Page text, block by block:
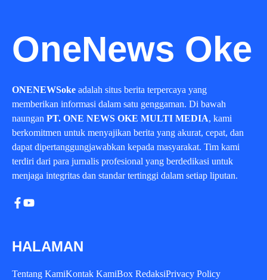
OneNews Oke
ONENEWSoke adalah situs berita terpercaya yang
memberikan informasi dalam satu genggaman. Di bawah
naungan PT. ONE NEWS OKE MULTI MEDIA, kami
berkomitmen untuk menyajikan berita yang akurat, cepat, dan
dapat dipertanggungjawabkan kepada masyarakat. Tim kami
terdiri dari para jurnalis profesional yang berdedikasi untuk
menjaga integritas dan standar tertinggi dalam setiap liputan.
HALAMAN
Tentang KamiKontak KamiBox RedaksiPrivacy Policy